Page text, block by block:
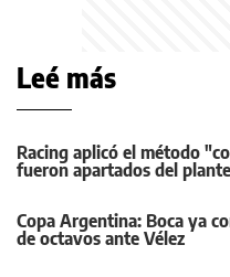
Leé más
Racing aplicó el método
fueron apartados del plantel
Copa Argentina: Boca ya
de octavos ante Vélez